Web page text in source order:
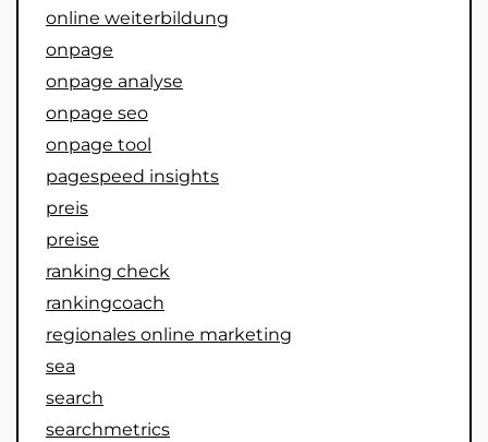
online weiterbildung
onpage
onpage analyse
onpage seo
onpage tool
pagespeed insights
preis
preise
ranking check
rankingcoach
regionales online marketing
sea
search
searchmetrics